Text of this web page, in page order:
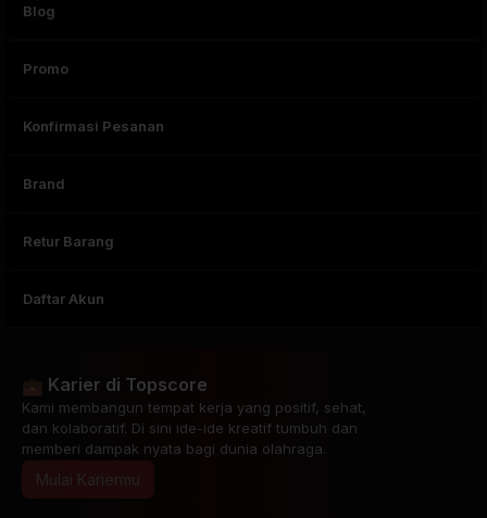
Blog
Promo
Konfirmasi Pesanan
Brand
Retur Barang
Daftar Akun
Karier di Topscore
Kami membangun tempat kerja yang positif, sehat,
dan kolaboratif. Di sini ide-ide kreatif tumbuh dan
memberi dampak nyata bagi dunia olahraga.
Mulai Kariermu